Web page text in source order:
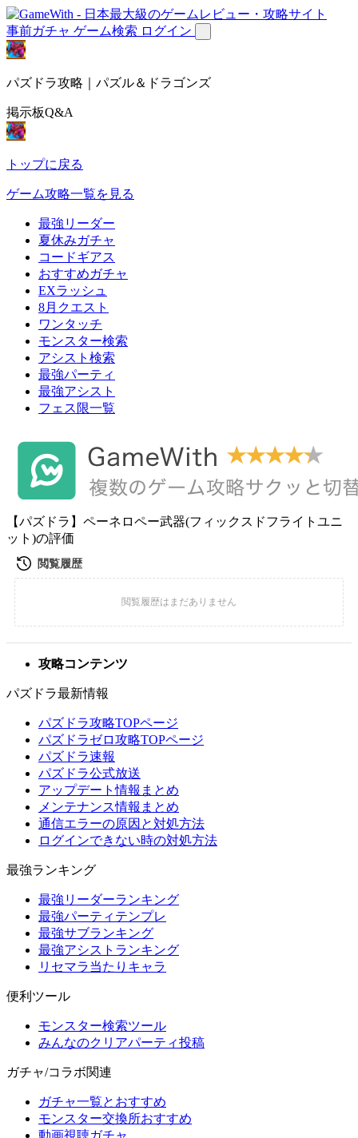
事前ガチャ ゲーム検索 ログイン
パズドラ攻略｜パズル＆ドラゴンズ
掲示板Q&A
トップに戻る
ゲーム攻略一覧を見る
最強リーダー
夏休みガチャ
コードギアス
おすすめガチャ
EXラッシュ
8月クエスト
ワンタッチ
モンスター検索
アシスト検索
最強パーティ
最強アシスト
フェス限一覧
【パズドラ】ペーネロペー武器(フィックスドフライトユニ
ット)の評価
攻略コンテンツ
パズドラ最新情報
パズドラ攻略TOPページ
パズドラゼロ攻略TOPページ
パズドラ速報
パズドラ公式放送
アップデート情報まとめ
メンテナンス情報まとめ
通信エラーの原因と対処方法
ログインできない時の対処方法
最強ランキング
最強リーダーランキング
最強パーティテンプレ
最強サブランキング
最強アシストランキング
リセマラ当たりキャラ
便利ツール
モンスター検索ツール
みんなのクリアパーティ投稿
ガチャ/コラボ関連
ガチャ一覧とおすすめ
モンスター交換所おすすめ
動画視聴ガチャ